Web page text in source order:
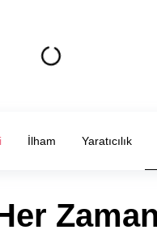
İlham Yaratıcılık
Zaman